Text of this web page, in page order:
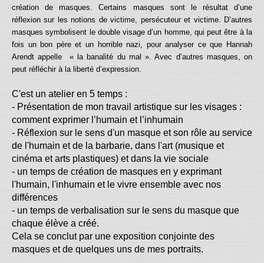
création de masques. Certains masques sont le résultat d’une
réflexion sur les notions de victime, persécuteur et victime. D’autres
masques symbolisent le double visage d’un homme, qui peut être à la
fois un bon père et un horrible nazi, pour analyser ce que Hannah
Arendt appelle « la banalité du mal ». Avec d’autres masques, on
peut réfléchir à la liberté d’expression.
C'est un atelier en 5 temps :
- Présentation de mon travail artistique sur les visages :
comment exprimer l’humain et l’inhumain
- Réflexion sur le sens d'un masque et son rôle au service
de l'humain et de la barbarie, dans l'art (musique et
cinéma et arts plastiques) et dans la vie sociale
- un temps de création de masques en y exprimant
l'humain, l'inhumain et le vivre ensemble avec nos
différences
- un temps de verbalisation sur le sens du masque que
chaque élève a créé.
Cela se conclut par une exposition conjointe des
masques et de quelques uns de mes portraits.